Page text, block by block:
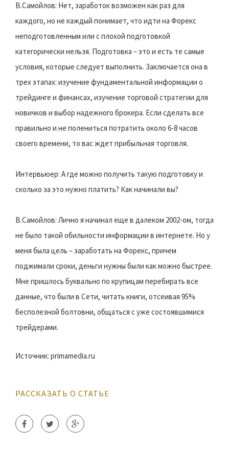
В.Самойлов: Нет, заработок возможен как раз для
каждого, но не каждый понимает, что идти на Форекс
неподготовленным или с плохой подготовкой
категорически нельзя. Подготовка – это и есть те самые
условия, которые следует выполнить. Заключается она в
трех этапах: изучение фундаментальной информации о
трейдинге и финансах, изучение торговой стратегии для
новичков и выбор надежного брокера. Если сделать все
правильно и не полениться потратить около 6-8 часов
своего времени, то вас ждет прибыльная торговля.
Интервьюер: А где можно получить такую подготовку и
сколько за это нужно платить? Как начинали вы?
В.Самойлов: Лично я начинал еще в далеком 2002-ом, тогда
не было такой обильности информации в интернете. Но у
меня была цель – заработать на Форекс, причем
поджимали сроки, деньги нужны были как можно быстрее.
Мне пришлось буквально по крупицам перебирать все
данные, что были в Сети, читать книги, отсеивая 95%
бесполезной болтовни, общаться с уже состоявшимися
трейдерами.
Источник: primamedia.ru
РАССКАЗАТЬ О СТАТЬЕ